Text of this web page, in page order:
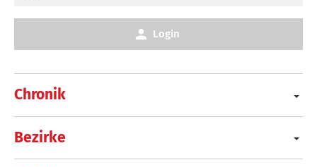
Chronik
Bezirke
Login